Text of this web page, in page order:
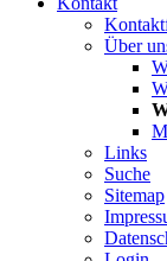
Über
Links
Suche
Sitemap